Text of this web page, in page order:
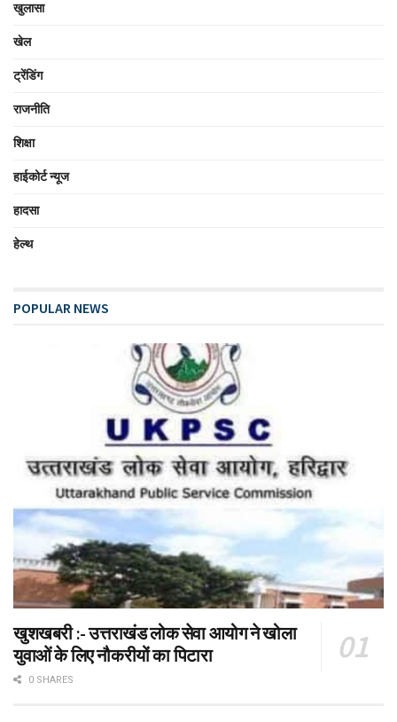
खुलासा
खेल
ट्रेंडिंग
राजनीति
शिक्षा
हाईकोर्ट न्यूज
हादसा
हेल्थ
POPULAR NEWS
खुशखबरी :- उत्तराखंड लोक सेवा आयोग ने खोला
युवाओं के लिए नौकरीयों का पिटारा
0 SHARES